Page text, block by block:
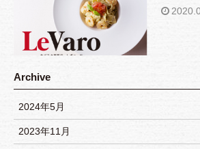
Archive
2024年5月
2023年11月